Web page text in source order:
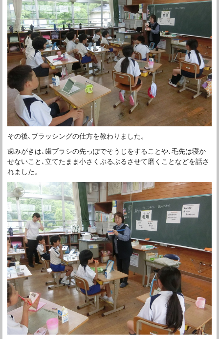
その後､ブラッシングの仕方を教わりました。
歯みがきは､歯ブラシの先っぽでそうじをすることや､毛先は寝か
せないこと､立てたまま小さくぶるぶるさせて磨くことなどを話さ
れました。